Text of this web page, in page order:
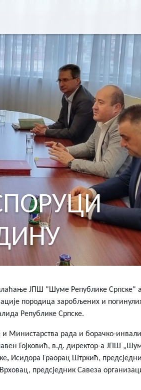
ЈПШ “Шуме Републике Српске“
породица заробљених и
Републике Српске.
Министарства рада и борачко-
Гојковић, в.д. директор-а ЈПШ
, Исидора Граорац Штркић,
предсједник Савеза